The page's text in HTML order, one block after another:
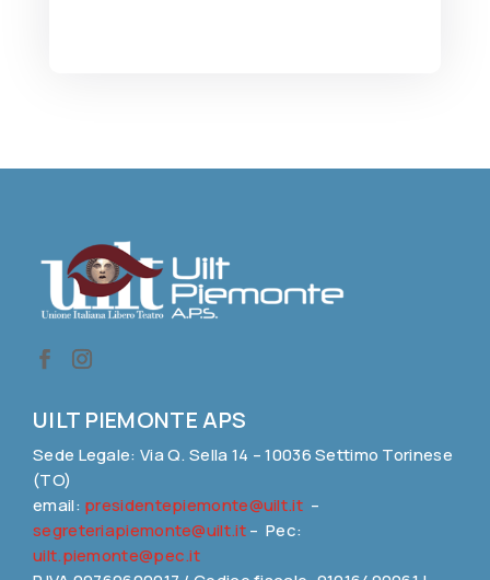
UILT PIEMONTE APS
Sede Legale: Via Q. Sella 14 – 10036 Settimo Torinese
(TO)
email: presidentepiemonte@uilt.it–
segreteriapiemonte@uilt.it– Pec:
uilt.piemonte@pec.it